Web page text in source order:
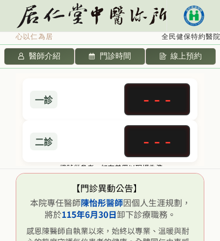
心以仁為居 全民健保特約醫
醫師介紹 門診時間 線上預約